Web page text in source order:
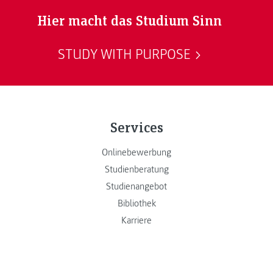
Hier macht das Studium Sinn
STUDY WITH PURPOSE
Services
Onlinebewerbung
Studienberatung
Studienangebot
Bibliothek
Karriere